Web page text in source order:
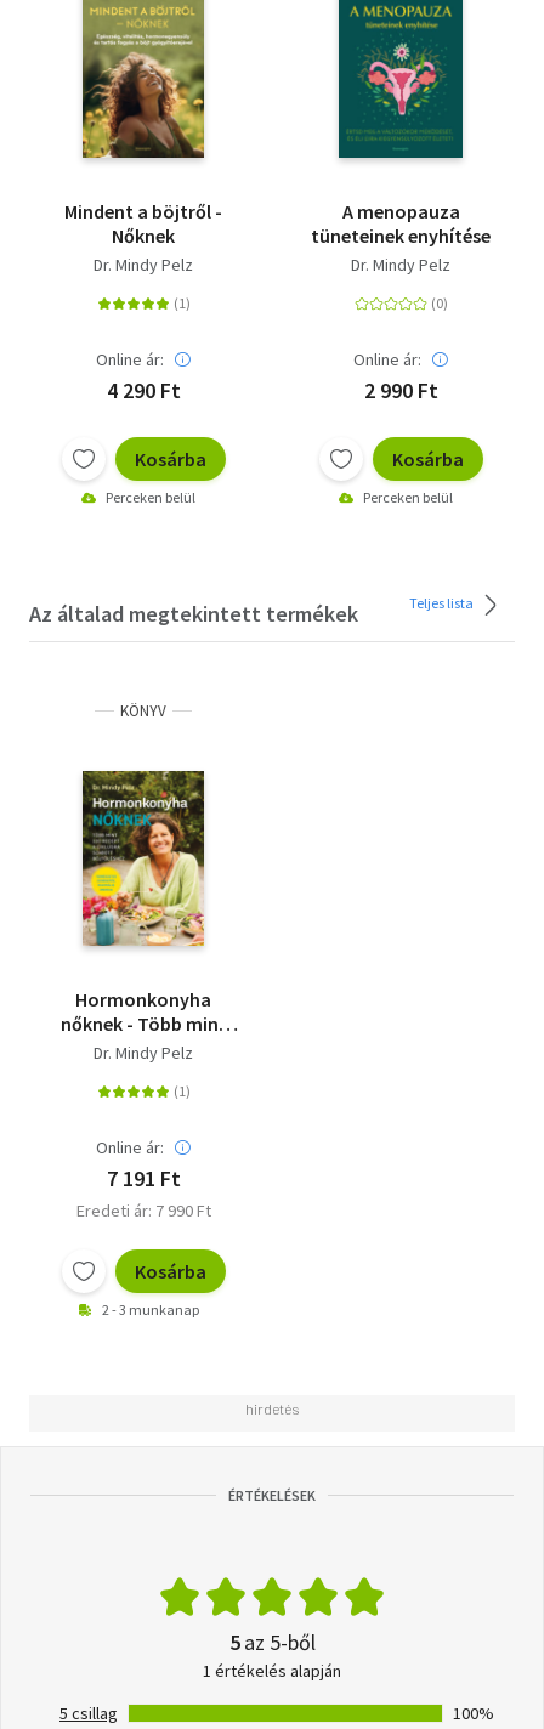
Mindent a böjtről -
Nőknek
Dr. Mindy Pelz
Online ár:
4 290 Ft
Kosárba
Perceken belül
A menopauza
tüneteinek enyhítése
Dr. Mindy Pelz
Online ár:
2 990 Ft
Kosárba
Perceken belül
Az általad megtekintett termékek Teljes lista
KÖNYV
Hormonkonyha
nőknek - Több mint
100 recept a ciklusra
Dr. Mindy Pelz
Online ár:
7 191 Ft
Eredeti ár: 7 990 Ft
Kosárba
2 - 3 munkanap
ÉRTÉKELÉSEK
5az 5-ből
1 értékelés alapján
5 csillag
100%